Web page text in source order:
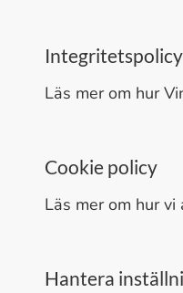
Integritetspolicy
Läs mer om hur
Cookie policy
Läs mer om hur
Hantera